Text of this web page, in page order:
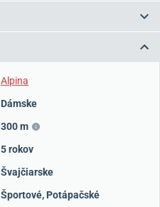
Alpina
Dámske
300 m
5 rokov
Švajčiarske
Športové, Potápačské